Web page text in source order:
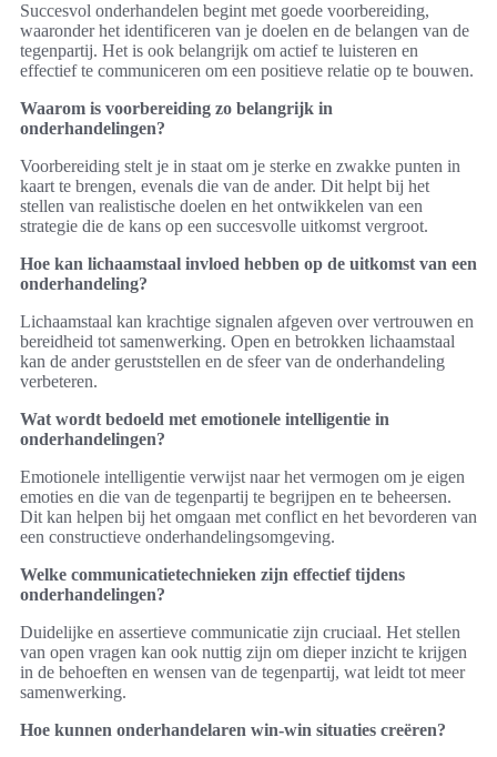
Succesvol onderhandelen begint met goede voorbereiding,
waaronder het identificeren van je doelen en de belangen van de
tegenpartij. Het is ook belangrijk om actief te luisteren en
effectief te communiceren om een positieve relatie op te bouwen.
Waarom is voorbereiding zo belangrijk in
onderhandelingen?
Voorbereiding stelt je in staat om je sterke en zwakke punten in
kaart te brengen, evenals die van de ander. Dit helpt bij het
stellen van realistische doelen en het ontwikkelen van een
strategie die de kans op een succesvolle uitkomst vergroot.
Hoe kan lichaamstaal invloed hebben op de uitkomst van een
onderhandeling?
Lichaamstaal kan krachtige signalen afgeven over vertrouwen en
bereidheid tot samenwerking. Open en betrokken lichaamstaal
kan de ander geruststellen en de sfeer van de onderhandeling
verbeteren.
Wat wordt bedoeld met emotionele intelligentie in
onderhandelingen?
Emotionele intelligentie verwijst naar het vermogen om je eigen
emoties en die van de tegenpartij te begrijpen en te beheersen.
Dit kan helpen bij het omgaan met conflict en het bevorderen van
een constructieve onderhandelingsomgeving.
Welke communicatietechnieken zijn effectief tijdens
onderhandelingen?
Duidelijke en assertieve communicatie zijn cruciaal. Het stellen
van open vragen kan ook nuttig zijn om dieper inzicht te krijgen
in de behoeften en wensen van de tegenpartij, wat leidt tot meer
samenwerking.
Hoe kunnen onderhandelaren win-win situaties creëren?